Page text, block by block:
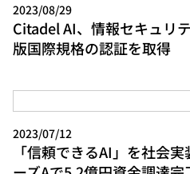
2023/08/29
Citadel AI、情報セキュリ
版国際規格の認証を取得
2023/07/12
「信頼できるAI」を社会